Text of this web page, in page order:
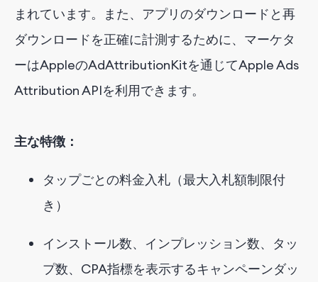
まれています。また、アプリのダウンロードと再
ダウンロードを正確に計測するために、マーケタ
ーはAppleのAdAttributionKitを通じてApple Ads
Attribution APIを利用できます。
主な特徴：
タップごとの料金入札（最大入札額制限付
き）
インストール数、インプレッション数、タッ
プ数、CPA指標を表示するキャンペーンダッ